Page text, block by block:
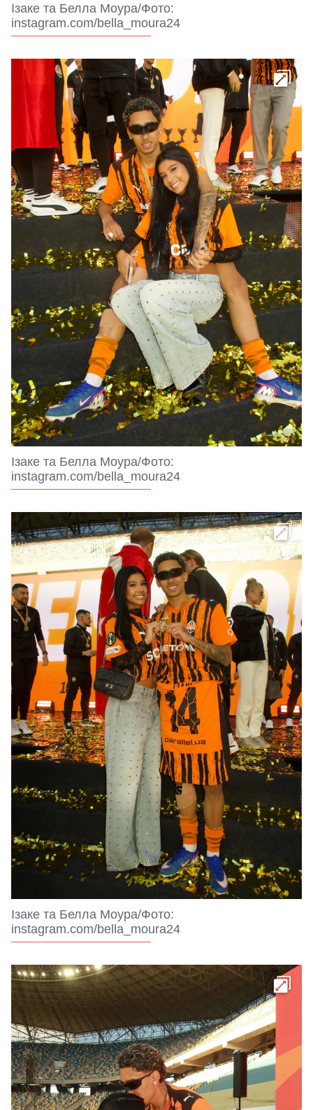
Ізаке та Белла Моура/Фото:
instagram.com/bella_moura24
Ізаке та Белла Моура/Фото:
instagram.com/bella_moura24
Ізаке та Белла Моура/Фото:
instagram.com/bella_moura24